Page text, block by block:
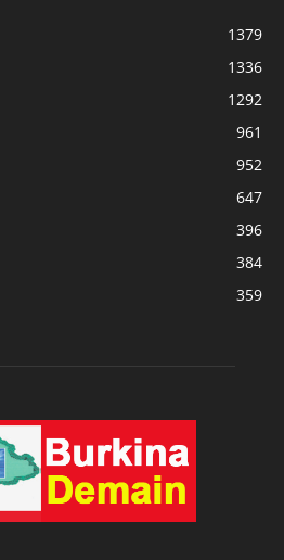
1379
1336
1292
961
952
647
396
384
359